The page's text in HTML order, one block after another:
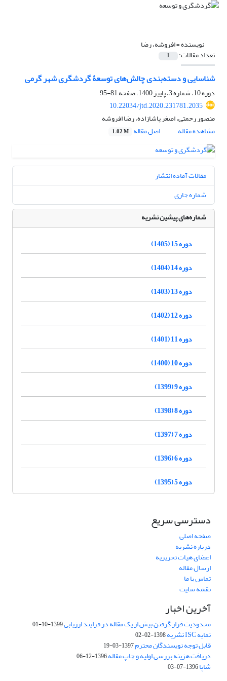
نویسنده =افروشه، رضا
تعداد مقالات: 1
شناسایی و دسته‌بندی چالش‌های توسعۀ گردشگری شهر گرمی
دوره 10، شماره 3، پاییز 1400، صفحه
81-95
10.22034/jtd.2020.231781.2035
منصور رحمتی، اصغر پاشازاده، رضا افروشه
مشاهده مقاله
اصل مقاله 1.02 M
مقالات آماده انتشار
شماره جاری
شماره‌های پیشین نشریه
دوره 15 (1405)
دوره 14 (1404)
دوره 13 (1403)
دوره 12 (1402)
دوره 11 (1401)
دوره 10 (1400)
دوره 9 (1399)
دوره 8 (1398)
دوره 7 (1397)
دوره 6 (1396)
دوره 5 (1395)
دسترسی سریع
صفحه اصلی
درباره نشریه
اعضای هیات تحریریه
ارسال مقاله
تماس با ما
نقشه سایت
آخرین اخبار
محدودیت قرار گرفتن بیش از یک مقاله در فرایند ارزیابی1399-10-01
نمایه ISC نشریه 1398-02-02
قابل توجه نویسندگان محترم1397-03-19
دریافت هزینه بررسی اولیه و چاپ مقاله1396-12-06
شاپا1396-07-03